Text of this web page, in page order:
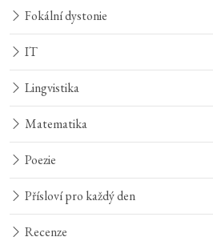
Fokální dystonie
IT
Lingvistika
Matematika
Poezie
Přísloví pro každý den
Recenze